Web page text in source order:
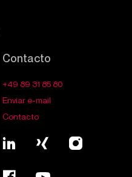
Contacto
+49 89 31 85 80
Enviar e-mail
Contacto